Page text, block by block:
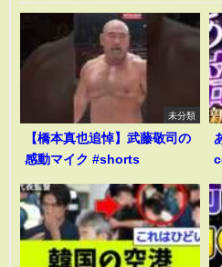
未分類
【橋本真也追悼】武藤敬司の
感動マイク #shorts